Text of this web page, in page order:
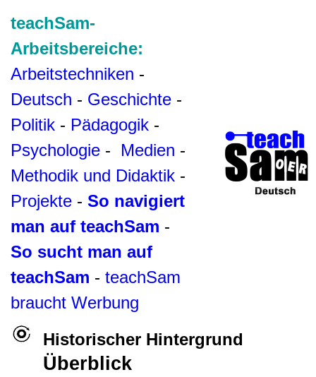
teachSam-
Arbeitsbereiche:
Arbeitstechniken -
Deutsch - Geschichte -
Politik - Pädagogik -
Psychologie - Medien -
Methodik und Didaktik -
Projekte - So navigiert
man auf teachSam -
So sucht man auf
teachSam - teachSam
braucht Werbung
Historischer Hintergrund
Überblick